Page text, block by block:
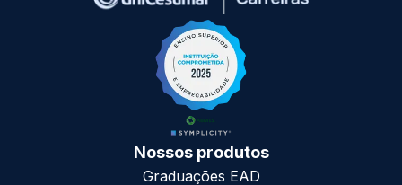
Nossos produtos
Graduações EAD